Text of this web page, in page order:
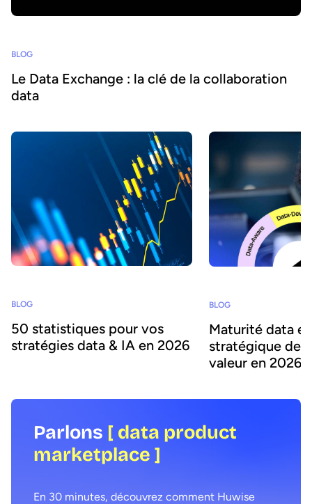
BLOG
Le Data Exchange : la clé de la collaboration
data
BLOG
50 statistiques pour vos
stratégies data & IA en 2026
BLOG
Maturité data
stratégique de
valeur en 2026
Parlons [ data product
marketplace ]
En 30 minutes, découvrez comment Huwise